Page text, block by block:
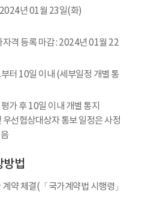
년 01월 23일(화)
격 등록 마감 : 2024년 01월 22
터 10일 이내 (세부일정 개별 통
가 후 10일 이내 개별 통지
선협상대상자 통보 일정은 사정
방법
약 체결(「국가계약법 시행령」